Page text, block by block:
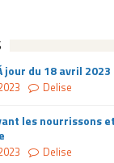
jour du 18 avril 2023
Delise
les nourrissons
Delise